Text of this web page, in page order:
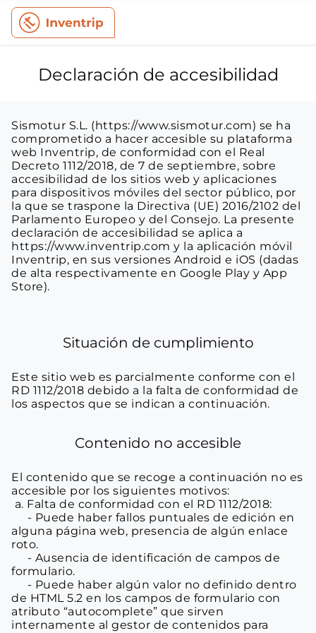
Declaración de accesibilidad
Sismotur S.L. (https://www.sismotur.com) se ha
comprometido a hacer accesible su plataforma
web Inventrip, de conformidad con el Real
Decreto 1112/2018, de 7 de septiembre, sobre
accesibilidad de los sitios web y aplicaciones
para dispositivos móviles del sector público, por
la que se traspone la Directiva (UE) 2016/2102 del
Parlamento Europeo y del Consejo. La presente
declaración de accesibilidad se aplica a
https://www.inventrip.com y la aplicación móvil
Inventrip, en sus versiones Android e iOS (dadas
de alta respectivamente en Google Play y App
Store).
Situación de cumplimiento
Este sitio web es parcialmente conforme con el
RD 1112/2018 debido a la falta de conformidad de
los aspectos que se indican a continuación.
Contenido no accesible
El contenido que se recoge a continuación no es
accesible por los siguientes motivos:
a. Falta de conformidad con el RD 1112/2018:
alguna página web, presencia de algún enlace
roto.
formulario.
de HTML 5.2 en los campos de formulario con
atributo “autocomplete” que sirven
internamente al gestor de contenidos para